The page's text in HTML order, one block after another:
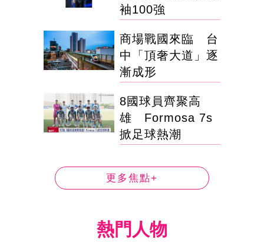
袖100強
商場戰國來臨 台
中「頂奢大道」逐
漸成形
8國球員齊聚高
雄 Formosa 7s
掀足球熱潮
更多焦點+
熱門人物